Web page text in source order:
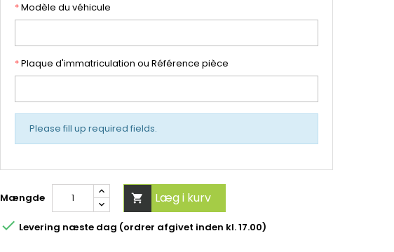
*Modèle du véhicule
*Plaque d'immatriculation ou Référence pièce
Please fill up required fields.
Mængde  Læg i kurv
 Levering næste dag (ordrer afgivet inden kl. 17.00)